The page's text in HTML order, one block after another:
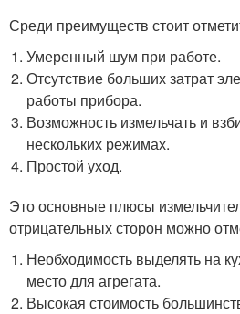
Среди преимуществ стоит
Умеренный шум при работе.
Отсутствие больших затрат
работы прибора.
Возможность измельчать и
нескольких режимах.
Простой уход.
Это основные плюсы
отрицательных сторон можно
Необходимость выделять на
место для агрегата.
Высокая стоимость